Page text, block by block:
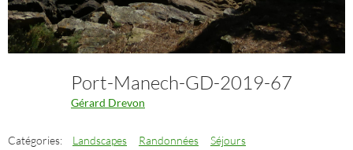
Port-Manech-GD-2019-67
Gérard Drevon
Catégories: Landscapes Randonnées Séjours